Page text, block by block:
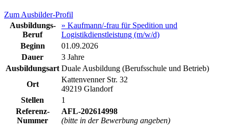
Zum Ausbilder-Profil
Ausbildungs-
Beruf
» Kaufmann/-frau für Spedition und
Logistikdienstleistung (m/w/d)
Beginn
01.09.2026
Dauer
3 Jahre
Ausbildungsart Duale Ausbildung (Berufsschule und Betrieb)
Ort
Kattenvenner Str. 32
49219 Glandorf
Stellen
1
Referenz-
Nummer
AFL-202614998
(bitte in der Bewerbung angeben)